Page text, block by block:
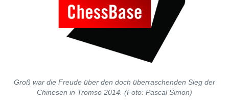
Groß war die Freude über den doch überraschenden Sieg der
Chinesen in Tromso 2014. (Foto: Pascal Simon)